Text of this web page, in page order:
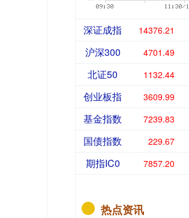
深证成指 14377.03
沪深300 4702.08
北证50 1132.42
创业板指 3610.41
基金指数 7239.79
国债指数 229.67
期指IC0 7857.40
热点资讯